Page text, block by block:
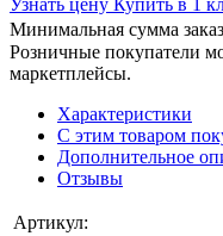
Минимальная сумма
Розничные покупатели
маркетплейсы.
Характеристики
С этим товаром
Дополнительное
Отзывы
Артикул: